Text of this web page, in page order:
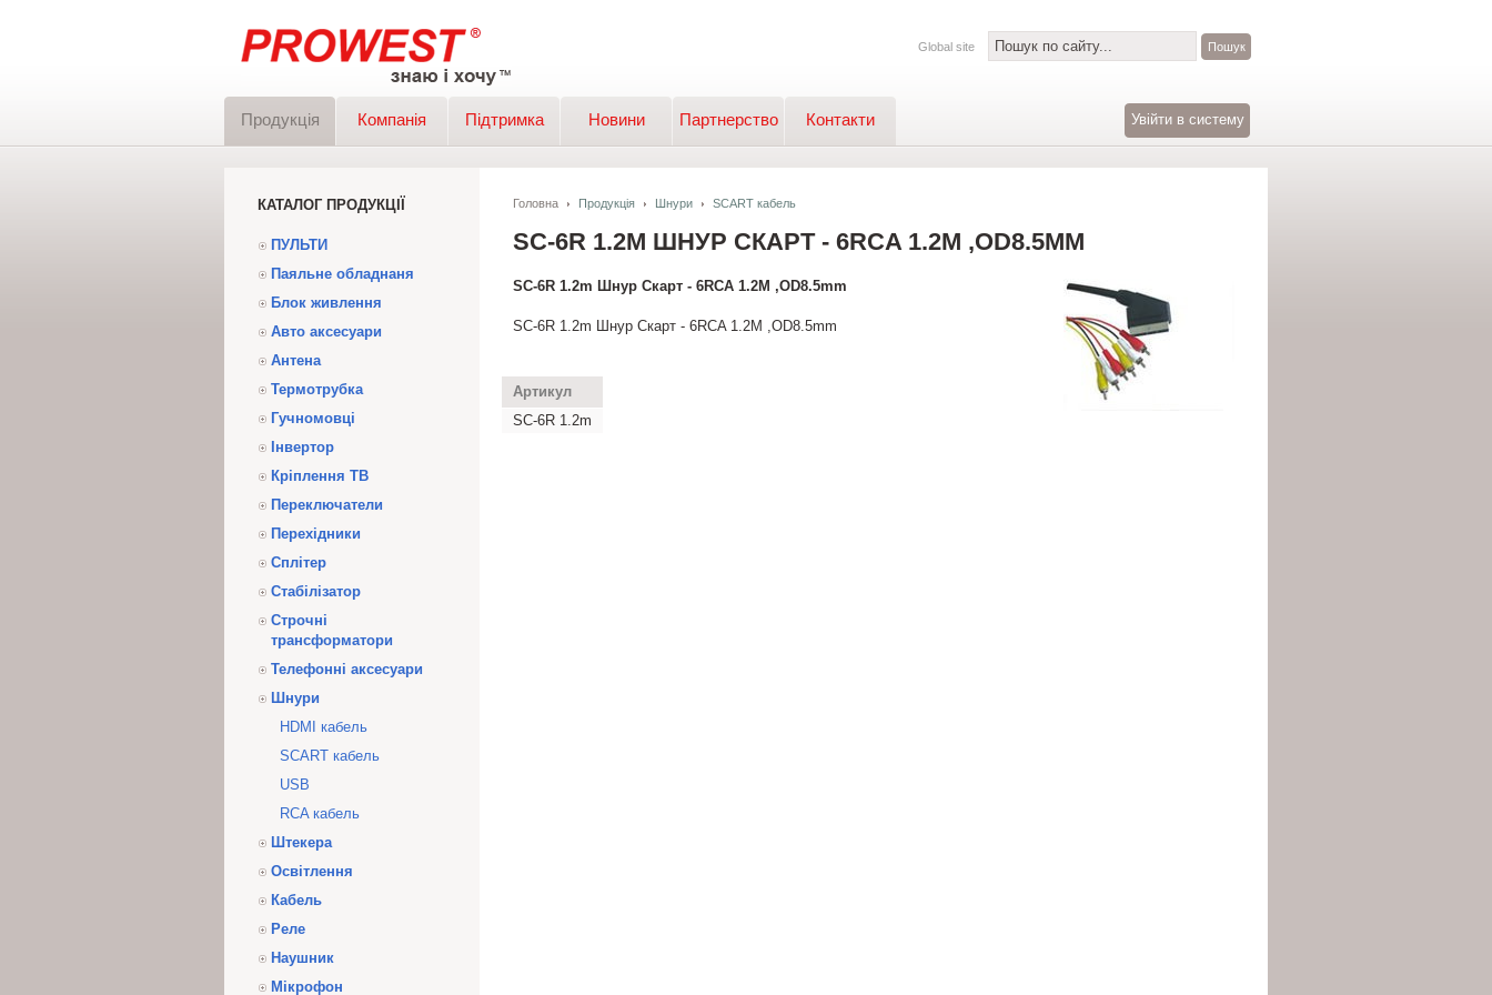
Global site
Продукція Компанія Підтримка Новини Партнерство Контакти Увійти в систему
КАТАЛОГ ПРОДУКЦІЇ
ПУЛЬТИ
Паяльне обладнаня
Блок живлення
Авто аксесуари
Антена
Термотрубка
Гучномовці
Інвертор
Кріплення ТВ
Переключатели
Перехідники
Сплітер
Стабілізатор
Строчні
трансформатори
Телефонні аксесуари
Шнури
HDMI кабель
SCART кабель
USB
RCA кабель
Штекера
Освітлення
Кабель
Реле
Наушник
Мікрофон
Головна Продукція Шнури SCART кабель
SC-6R 1.2M ШНУР СКАРТ - 6RCA 1.2M ,OD8.5MM
SC-6R 1.2m Шнур Скарт - 6RCA 1.2M ,OD8.5mm
SC-6R 1.2m Шнур Скарт - 6RCA 1.2M ,OD8.5mm
Артикул
SC-6R 1.2m